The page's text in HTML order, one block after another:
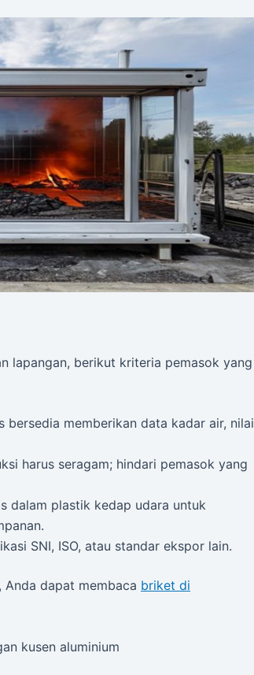
lapangan, berikut kriteria pemasok yang
bersedia memberikan data kadar air, nilai
harus seragam; hindari pemasok yang
dalam plastik kedap udara untuk
SNI, ISO, atau standar ekspor lain.
dapat membaca briket di
kusen aluminium